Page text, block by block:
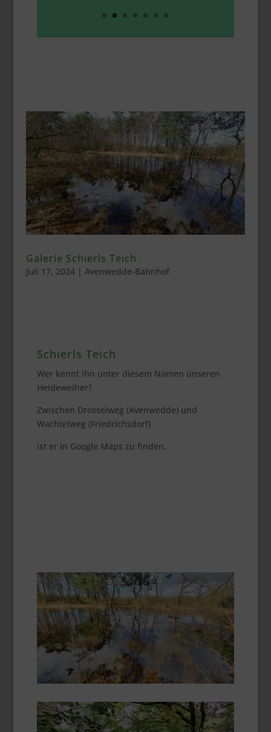
Galerie Schierls Teich
Juli 17, 2024| Avenwedde-Bahnhof
Schierls Teich
Wer kennt ihn unter diesem Namen unseren
Heideweiher?
Zwischen Drosselweg (Avenwedde) und
Wachtelweg (Friedrichsdorf)
ist er in Google Maps zu finden.